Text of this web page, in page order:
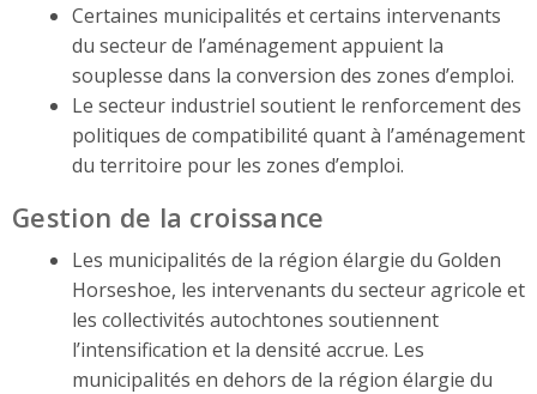
Certaines municipalités et certains intervenants
du secteur de l’aménagement appuient la
souplesse dans la conversion des zones d’emploi.
Le secteur industriel soutient le renforcement des
politiques de compatibilité quant à l’aménagement
du territoire pour les zones d’emploi.
Gestion de la croissance
Les municipalités de la région élargie du Golden
Horseshoe, les intervenants du secteur agricole et
les collectivités autochtones soutiennent
l’intensification et la densité accrue. Les
municipalités en dehors de la région élargie du